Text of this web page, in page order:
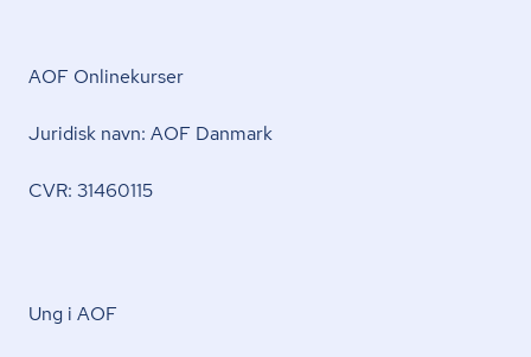
AOF Onlinekurser
Juridisk navn: AOF Danmark
CVR: 31460115
Ung i AOF